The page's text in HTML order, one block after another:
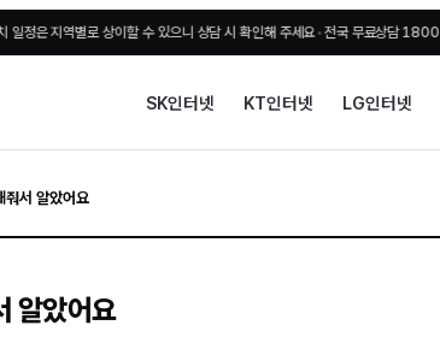
지역별로 상이할 수 있으니 상담 시 확인해 주세요 •전국 무료상담 1800-
SK인터넷 KT인터넷 LG인터넷
줘서 알았어요
알았어요